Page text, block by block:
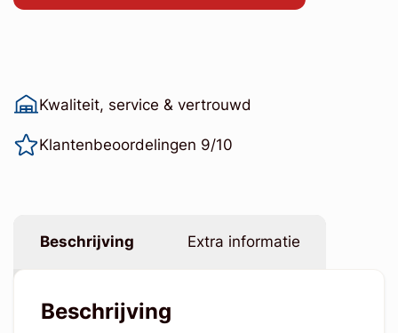
Kwaliteit, service & vertrouwd
Klantenbeoordelingen 9/10
Beschrijving Extra informatie
Beschrijving